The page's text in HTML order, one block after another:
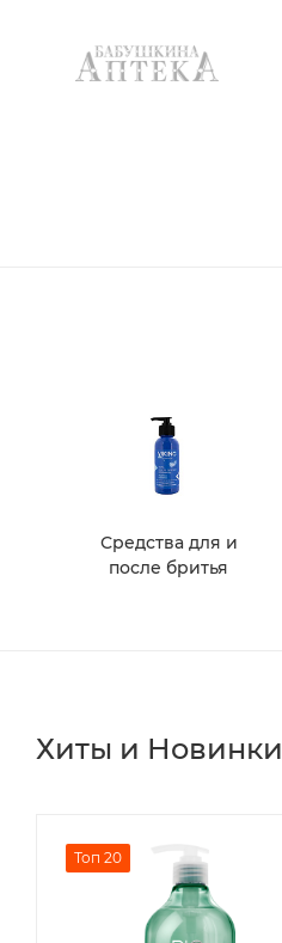
Средства для и
после бритья
Хиты и Новинки
Топ 20